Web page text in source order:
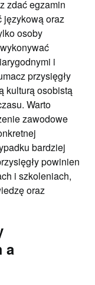
zdać egzamin
językową oraz
osoby
i
przysięgły
kulturą osobistą
Warto
zawodowe
bardziej
powinien
i szkoleniach,
oraz
a